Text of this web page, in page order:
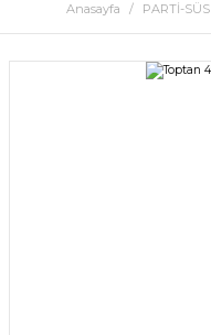
Anasayfa PARTİ-SÜS